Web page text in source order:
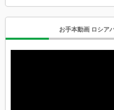
お手本動画 ロシア